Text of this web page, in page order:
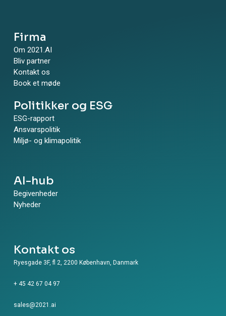
Firma
Om 2021.AI
Bliv partner
Kontakt os
Book et møde
Politikker og ESG
ESG-rapport
Ansvarspolitik
Miljø- og klimapolitik
AI-hub
Begivenheder
Nyheder
Kontakt os
Ryesgade 3F, fl 2, 2200 København, Danmark
+ 45 42 67 04 97
sales@2021.ai